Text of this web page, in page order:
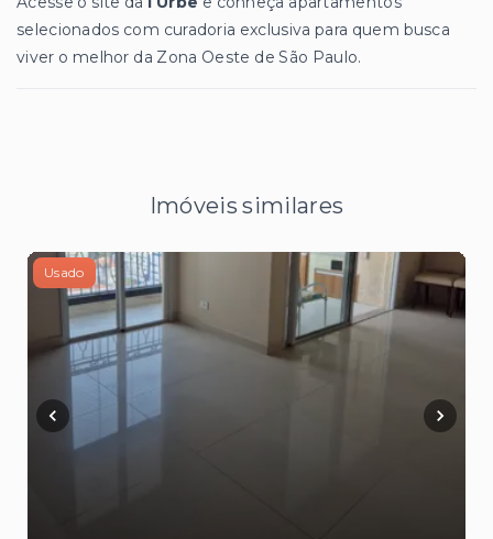
selecionados com curadoria exclusiva para quem busca
viver o melhor da Zona Oeste de São Paulo.
Imóveis similares
Usado